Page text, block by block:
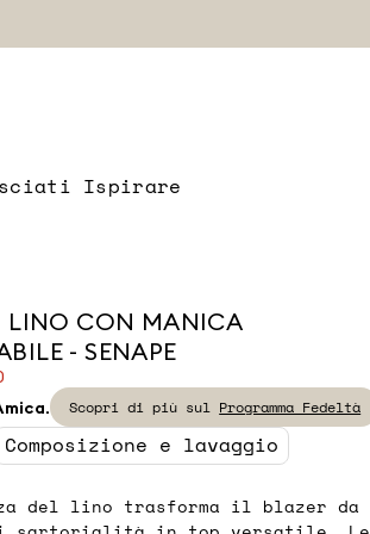
Ispirare
LINO CON MANICA
- SENAPE
Scopri di più sul Programma Fedeltà
Composizione e lavaggio
del lino trasforma il blazer da